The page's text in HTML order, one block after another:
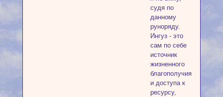
судя по
данному
руноряду.
Ингуз - это
сам по себе
источник
жизненного
благополучия
и доступа к
ресурсу,